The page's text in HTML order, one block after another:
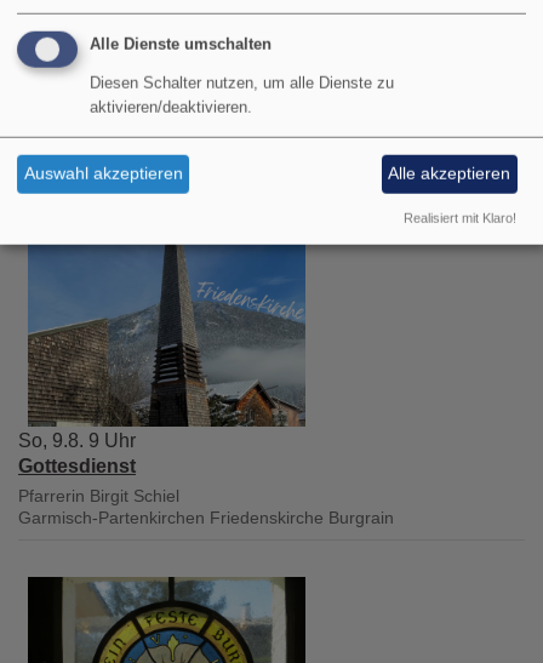
Sa, 8.8. 12 Uhr
Bergandacht auf dem Wankgipfel
Pfarrerin Heike-Andrea Brunner-Wild
Garmisch-Partenkirchen
Hauptgipfelkreuz auf dem Wank
So, 9.8. 9 Uhr
Gottesdienst
Pfarrerin Birgit Schiel
Garmisch-Partenkirchen Friedenskirche Burgrain
Alle Dienste umschalten
Diesen Schalter nutzen, um alle Dienste zu
aktivieren/deaktivieren.
Auswahl akzeptieren Alle akzeptieren
Realisiert mit Klaro!